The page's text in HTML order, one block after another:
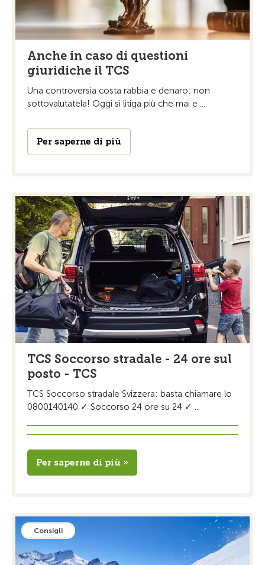
Anche in caso di questioni
giuridiche il TCS
Una controversia costa rabbia e denaro: non
sottovalutatela! Oggi si litiga più che mai e ...
Per saperne di più
TCS Soccorso stradale - 24 ore sul
posto - TCS
TCS Soccorso stradale Svizzera: basta chiamare lo
0800140140 ✓ Soccorso 24 ore su 24 ✓ ...
Per saperne di più »
Consigli